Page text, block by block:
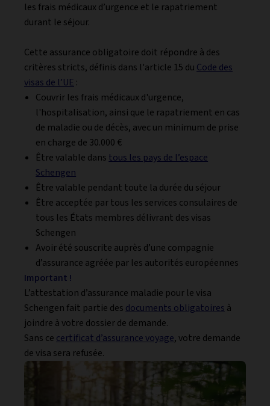
les frais médicaux d’urgence et le rapatriement
durant le séjour.
Cette assurance obligatoire doit répondre à des
critères stricts, définis dans l'article 15 du Code des
visas de l’UE :
Couvrir les frais médicaux d'urgence,
l'hospitalisation, ainsi que le rapatriement en cas
de maladie ou de décès, avec un minimum de prise
en charge de 30.000 €
Être valable dans tous les pays de l’espace
Schengen
Être valable pendant toute la durée du séjour
Être acceptée par tous les services consulaires de
tous les États membres délivrant des visas
Schengen
Avoir été souscrite auprès d’une compagnie
d’assurance agréée par les autorités européennes
Important !
L’attestation d’assurance maladie pour le visa
Schengen fait partie des documents obligatoires à
joindre à votre dossier de demande.
Sans ce certificat d’assurance voyage, votre demande
de visa sera refusée.